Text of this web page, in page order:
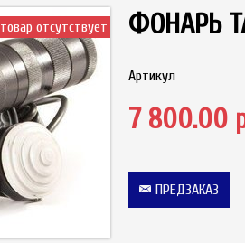
товар отсутствует ФОНАРЬ
Артикул
7 800.00
ПРЕДЗАКАЗ